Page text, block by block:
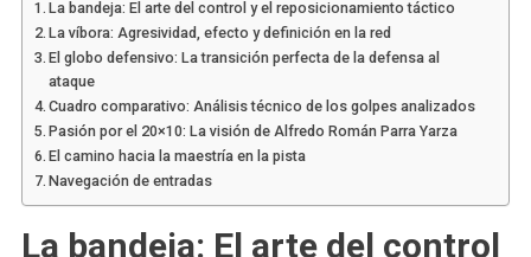
La bandeja: El arte del control y el reposicionamiento táctico
La víbora: Agresividad, efecto y definición en la red
El globo defensivo: La transición perfecta de la defensa al
ataque
Cuadro comparativo: Análisis técnico de los golpes analizados
Pasión por el 20×10: La visión de Alfredo Román Parra Yarza
El camino hacia la maestría en la pista
Navegación de entradas
La bandeja: El arte del control